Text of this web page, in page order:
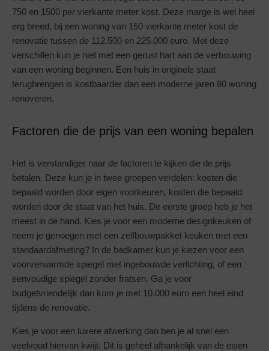
750 en 1500 per vierkante meter kost. Deze marge is wel heel
erg breed, bij een woning van 150 vierkante meter kost de
renovatie tussen de 112.500 en 225.000 euro. Met deze
verschillen kun je niet met een gerust hart aan de verbouwing
van een woning beginnen. Een huis in originele staat
terugbrengen is kostbaarder dan een moderne jaren 80 woning
renoveren.
Factoren die de prijs van een woning bepalen
Het is verstandiger naar de factoren te kijken die de prijs
betalen. Deze kun je in twee groepen verdelen: kosten die
bepaald worden door eigen voorkeuren, kosten die bepaald
worden door de staat van het huis. De eerste groep heb je het
meest in de hand. Kies je voor een moderne designkeuken of
neem je genoegen met een zelfbouwpakket keuken met een
standaardafmeting? In de badkamer kun je kiezen voor een
voorverwarmde spiegel met ingebouwde verlichting, of een
eenvoudige spiegel zonder fratsen. Ga je voor
budgetvriendelijk dan kom je met 10.000 euro een heel eind
tijdens de renovatie.
Kies je voor een luxere afwerking dan ben je al snel een
veelvoud hiervan kwijt. Dit is geheel afhankelijk van de eisen